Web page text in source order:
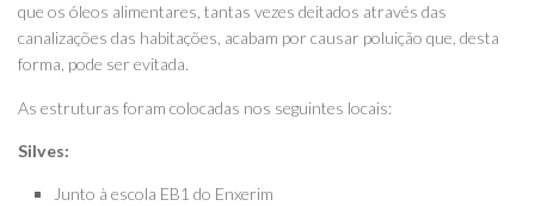
que os óleos alimentares, tantas vezes deitados através das
canalizações das habitações, acabam por causar poluição que, desta
forma, pode ser evitada.
As estruturas foram colocadas nos seguintes locais:
Silves:
Junto à escola EB1 do Enxerim